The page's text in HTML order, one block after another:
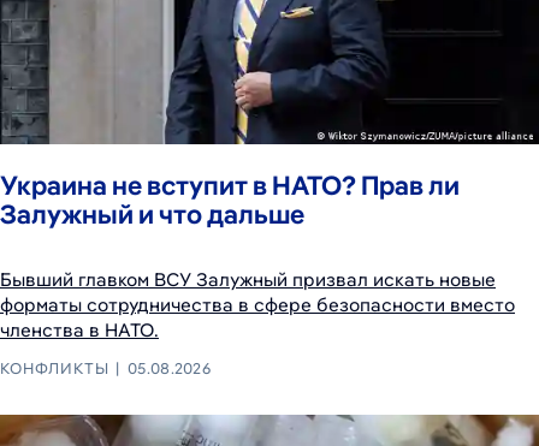
Украина не вступит в НАТО? Прав ли
Залужный и что дальше
Бывший главком ВСУ Залужный призвал искать новые
форматы сотрудничества в сфере безопасности вместо
членства в НАТО.
КОНФЛИКТЫ 05.08.2026